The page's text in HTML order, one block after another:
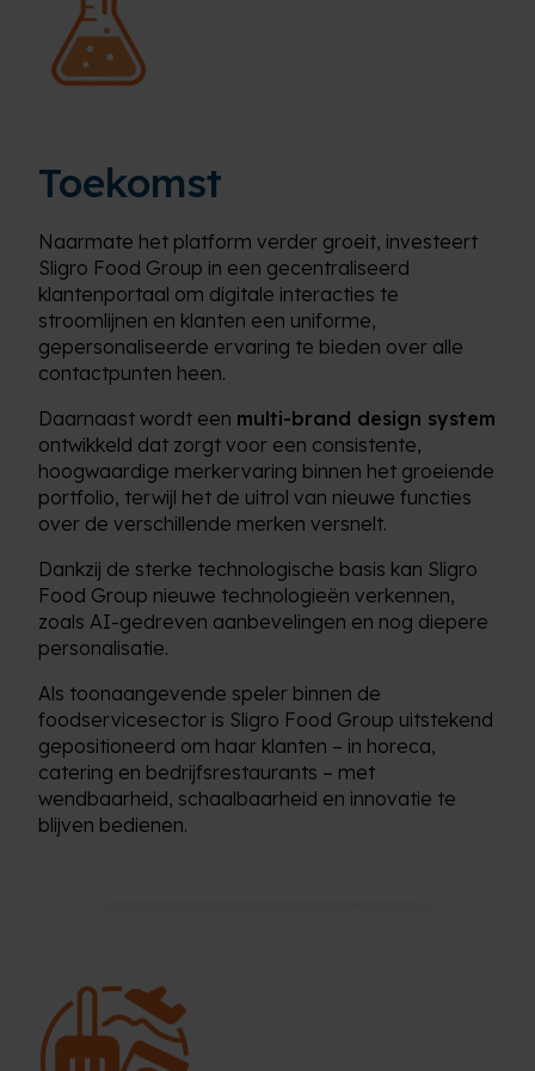
Toekomst
Naarmate het platform verder groeit, investeert
Sligro Food Group in een gecentraliseerd
klantenportaal om digitale interacties te
stroomlijnen en klanten een uniforme,
gepersonaliseerde ervaring te bieden over alle
contactpunten heen.
Daarnaast wordt een multi-brand design system
ontwikkeld dat zorgt voor een consistente,
hoogwaardige merkervaring binnen het groeiende
portfolio, terwijl het de uitrol van nieuwe functies
over de verschillende merken versnelt.
Dankzij de sterke technologische basis kan Sligro
Food Group nieuwe technologieën verkennen,
zoals AI-gedreven aanbevelingen en nog diepere
personalisatie.
Als toonaangevende speler binnen de
foodservicesector is Sligro Food Group uitstekend
gepositioneerd om haar klanten – in horeca,
catering en bedrijfsrestaurants – met
wendbaarheid, schaalbaarheid en innovatie te
blijven bedienen.